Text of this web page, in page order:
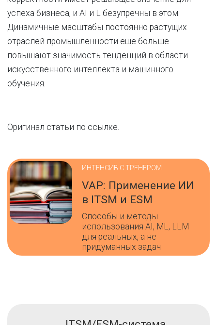
успеха бизнеса, и AI и L безупречны в этом.
Динамичные масштабы постоянно растущих
отраслей промышленности еще больше
повышают значимость тенденций в области
искусственного интеллекта и машинного
обучения.
Оригинал статьи по ссылке.
ИНТЕНСИВ С ТРЕНЕРОМ
VAP: Применение ИИ
в ITSM и ESM
Способы и методы
использования AI, ML, LLM
для реальных, а не
придуманных задач